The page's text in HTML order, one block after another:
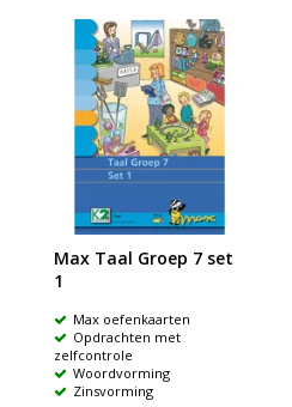
Max Taal Groep 7 set
1
Max oefenkaarten
Opdrachten met
zelfcontrole
Woordvorming
Zinsvorming